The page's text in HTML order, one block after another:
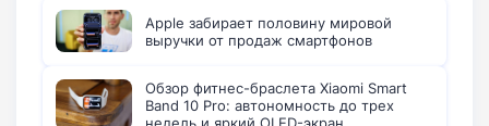
Apple забирает половину мировой
выручки от продаж смартфонов
Обзор фитнес-браслета Xiaomi Smart
Band 10 Pro: автономность до трех